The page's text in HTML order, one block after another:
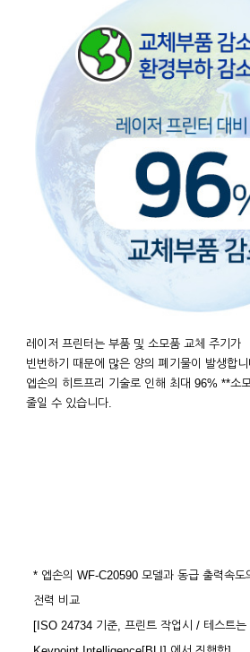
레이저 프린터는 부품 및 소모품 교체 주기가
빈번하기 때문에 많은 양의 폐기물이 발생합니
엡손의 히트프리 기술로 인해 최대 96% **소
줄일 수 있습니다.
* 엡손의 WF-C20590 모델과 동급 출력속도
전력 비교
[ISO 24734 기준, 프린트 작업시 / 테스트는